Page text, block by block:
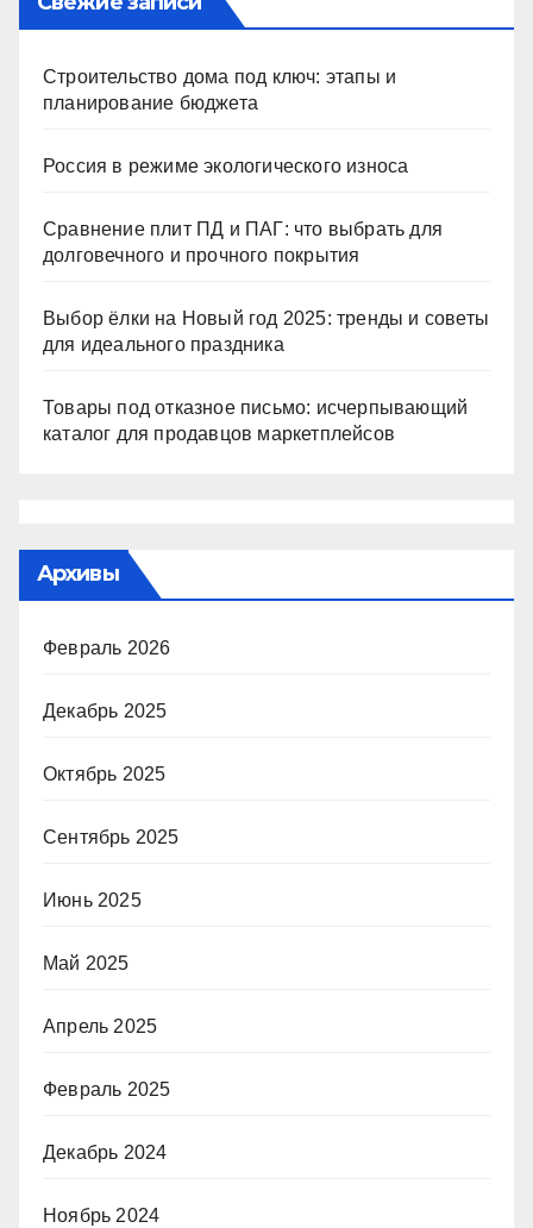
Строительство дома под ключ: этапы и
планирование бюджета
Россия в режиме экологического износа
Сравнение плит ПД и ПАГ: что выбрать для
долговечного и прочного покрытия
Выбор ёлки на Новый год 2025: тренды и советы
для идеального праздника
Товары под отказное письмо: исчерпывающий
каталог для продавцов маркетплейсов
Архивы
Февраль 2026
Декабрь 2025
Октябрь 2025
Сентябрь 2025
Июнь 2025
Май 2025
Апрель 2025
Февраль 2025
Декабрь 2024
Ноябрь 2024